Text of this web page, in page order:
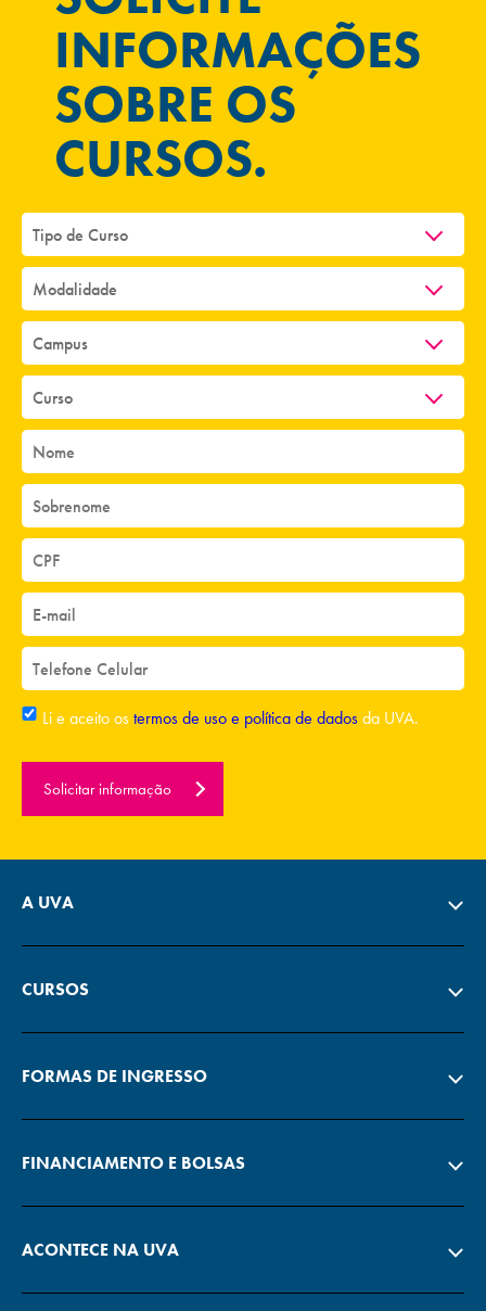
INFORMAÇÕES
SOBRE OS
CURSOS.
Li e aceito ostermos de uso e política de dadosda UVA.
Solicitar informação
A UVA
CURSOS
FORMAS DE INGRESSO
FINANCIAMENTO E BOLSAS
ACONTECE NA UVA